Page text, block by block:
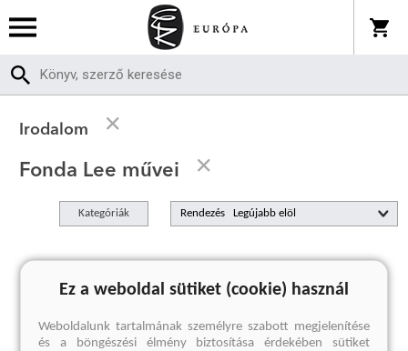
Irodalom
Fonda Lee művei
Kategóriák Rendezés
A keresett kifejezésre nincs találat
Ez a weboldal sütiket (cookie) használ
Weboldalunk tartalmának személyre szabott megjelenítése
és a böngészési élmény biztosítása érdekében sütiket